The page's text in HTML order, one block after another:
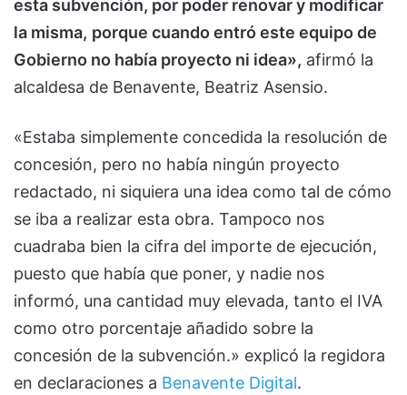
esta subvención, por poder renovar y modificar
la misma, porque cuando entró este equipo de
Gobierno no había proyecto ni idea», afirmó la
alcaldesa de Benavente, Beatriz Asensio.
«Estaba simplemente concedida la resolución de
concesión, pero no había ningún proyecto
redactado, ni siquiera una idea como tal de cómo
se iba a realizar esta obra. Tampoco nos
cuadraba bien la cifra del importe de ejecución,
puesto que había que poner, y nadie nos
informó, una cantidad muy elevada, tanto el IVA
como otro porcentaje añadido sobre la
concesión de la subvención.» explicó la regidora
en declaraciones a Benavente Digital.